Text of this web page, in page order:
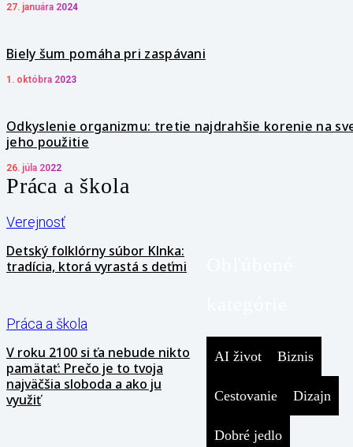
27. januára 2024
Biely šum pomáha pri zaspávani
1. októbra 2023
Odkyslenie organizmu: tretie najdrahšie korenie na
jeho použitie
26. júla 2022
Práca a škola
Verejnosť
Detský folklórny súbor Klnka:
tradícia, ktorá vyrastá s deťmi
Práca a škola
V roku 2100 si ťa nebude nikto
pamätať: Prečo je to tvoja
najväčšia sloboda a ako ju
využiť
AI život Biznis
Cestovanie Dizajn
Dobré jedlo